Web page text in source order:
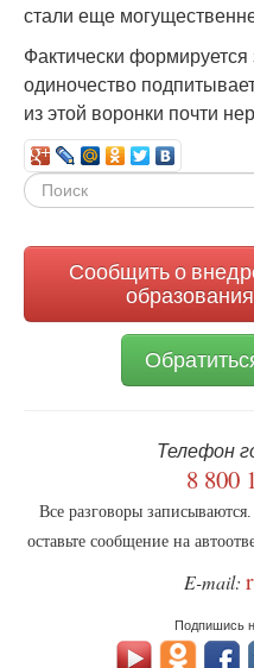
стали еще
Фактически формируется
одиночество
из этой воронки почти
Форма
Сообщить о
Телефон
8 800
Все разговоры
оставьте сообщение на
E-mail:
Подпишись